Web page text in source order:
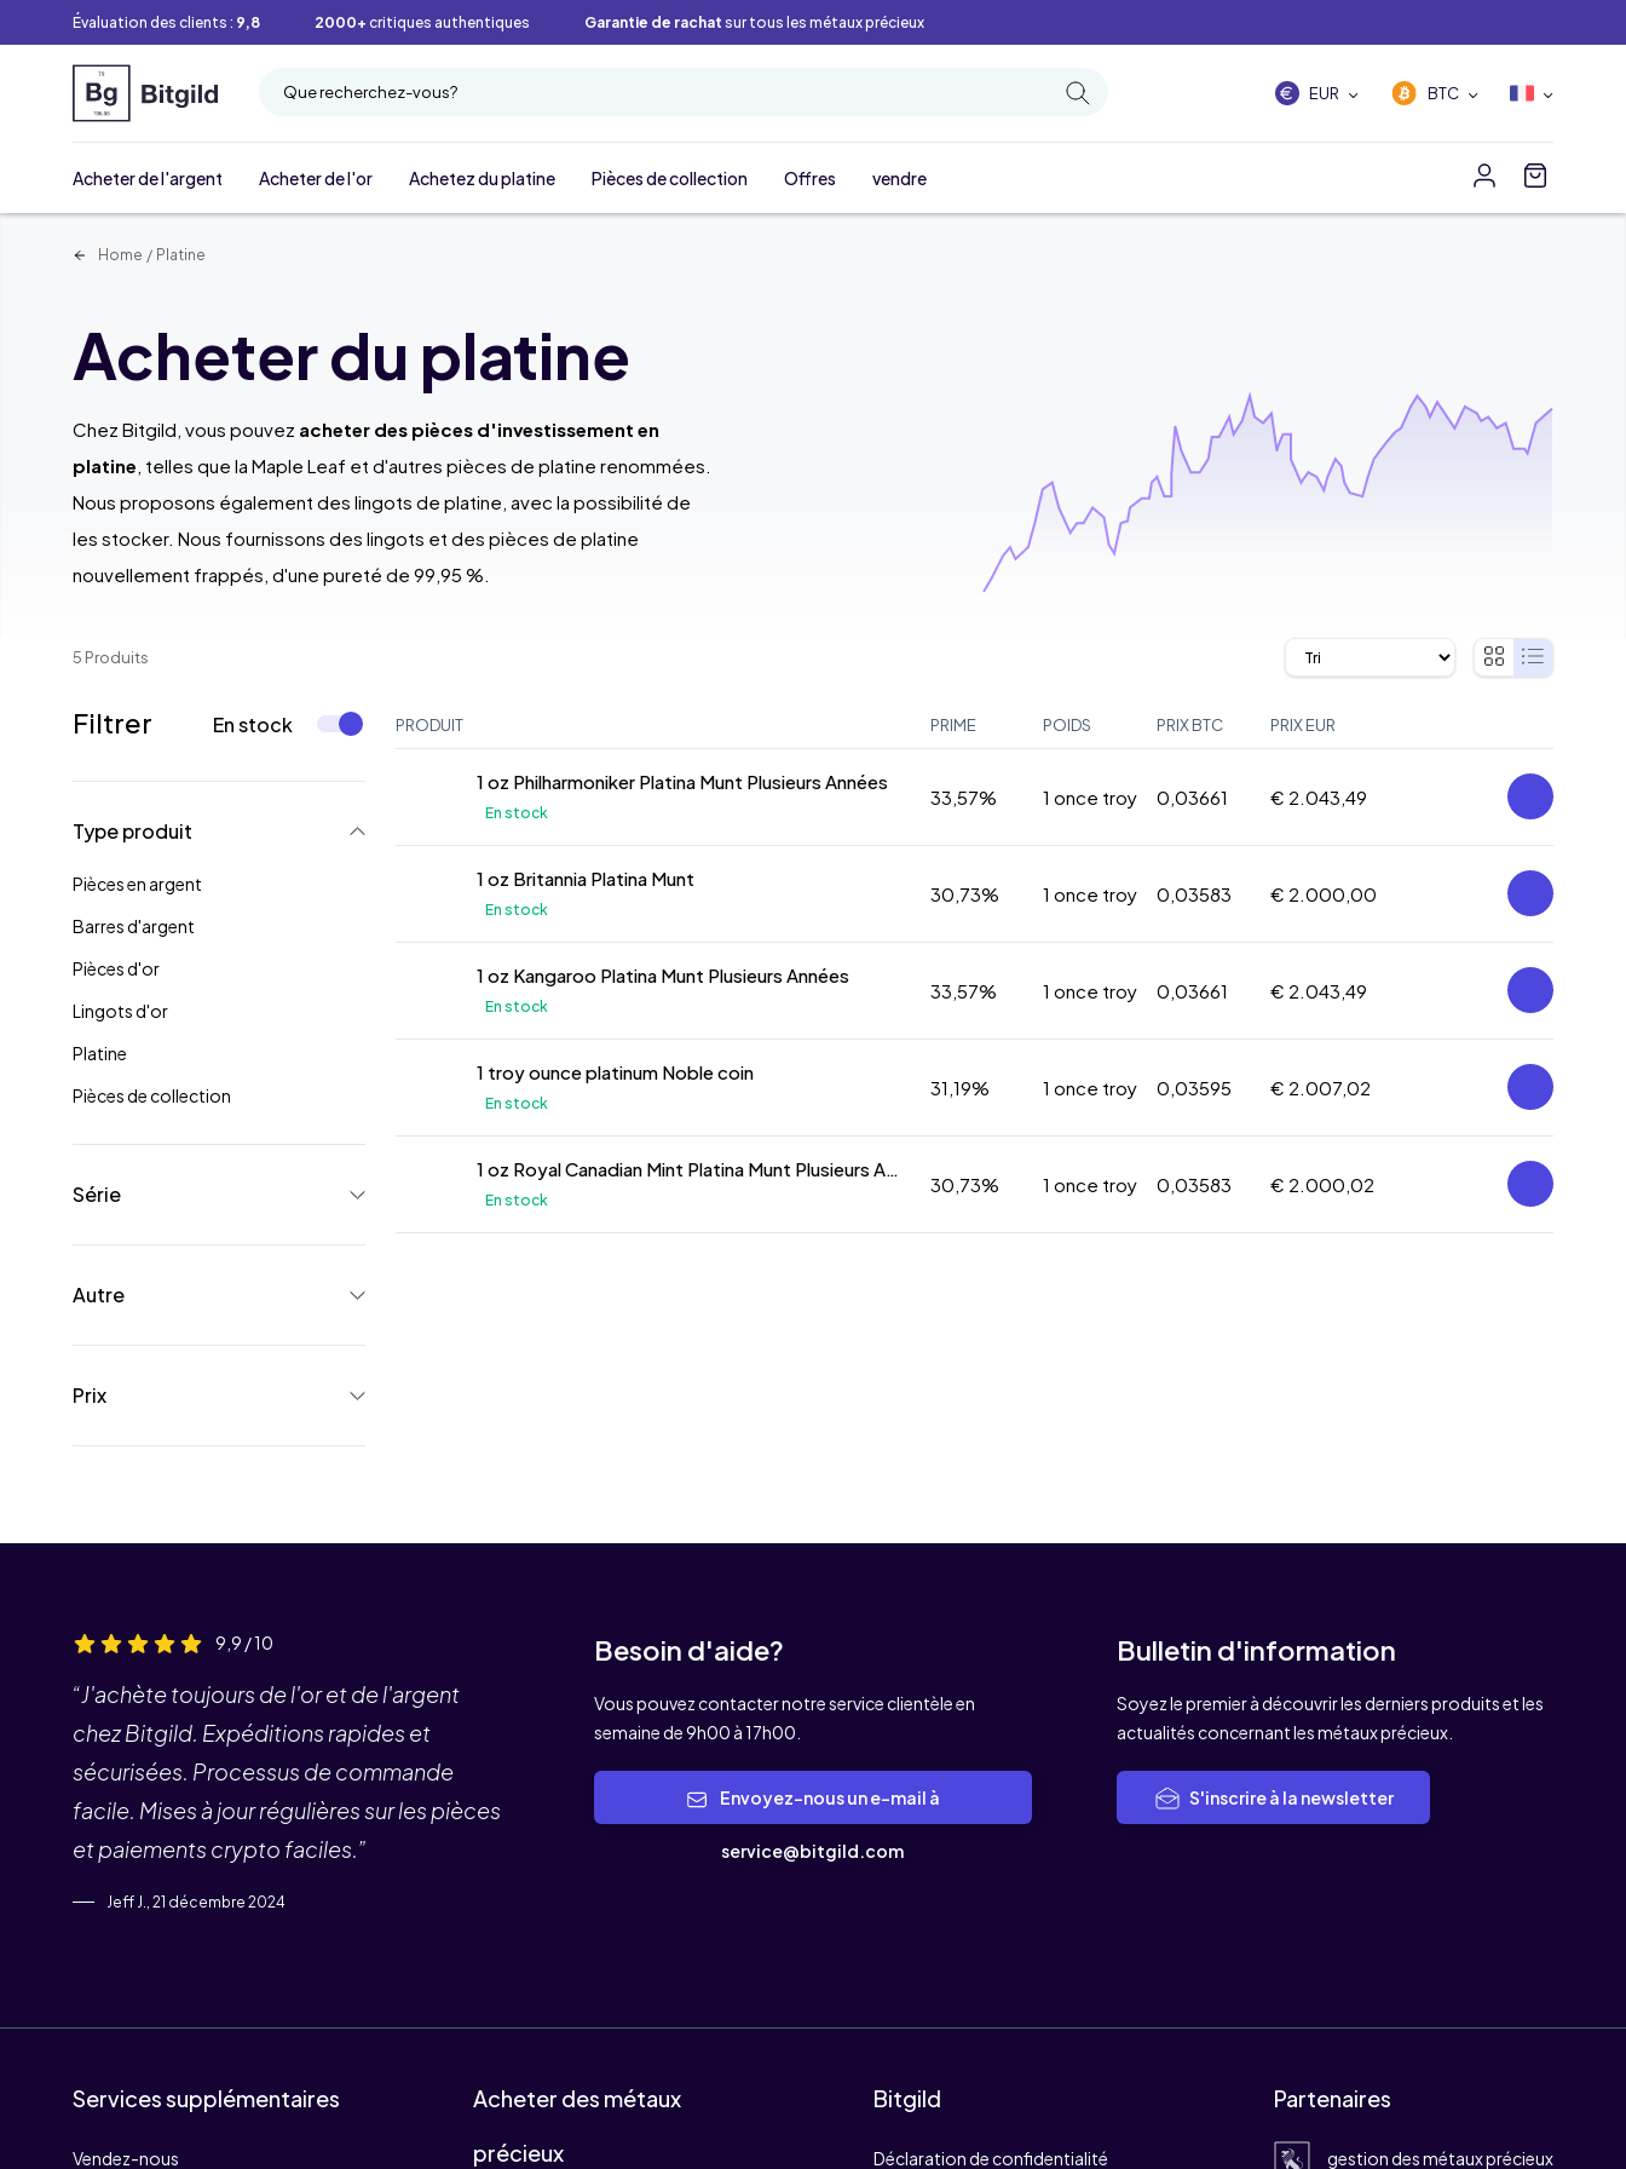
Évaluation des clients : 9,8 2000+ critiques authentiques Garantie de rachat sur tous les métaux précieux
Que recherchez-vous? EUR BTC
Acheter de l'argent Acheter de l'or Achetez du platine Pièces de collection Offres vendre
Home / Platine
Acheter du platine
Chez Bitgild, vous pouvez acheter des pièces d'investissement en
platine, telles que la Maple Leaf et d'autres pièces de platine renommées.
Nous proposons également des lingots de platine, avec la possibilité de
les stocker. Nous fournissons des lingots et des pièces de platine
nouvellement frappés, d'une pureté de 99,95 %.
5 Produits
Filtrer En stock
Type produit
Pièces en argent
Barres d'argent
Pièces d'or
Lingots d'or
Platine
Pièces de collection
Série
Autre
Prix
PRODUIT PRIME POIDS PRIX BTC PRIX EUR
1 oz Philharmoniker Platina Munt Plusieurs Années
En stock
33,57% 1 once troy 0,03661 € 2.043,49
1 oz Britannia Platina Munt
En stock
30,73% 1 once troy 0,03583 € 2.000,00
1 oz Kangaroo Platina Munt Plusieurs Années
En stock
33,57% 1 once troy 0,03661 € 2.043,49
1 troy ounce platinum Noble coin
En stock
31,19% 1 once troy 0,03595 € 2.007,02
En stock
30,73% 1 once troy 0,03583 € 2.000,02
9,9 / 10
“J'achète toujours de l'or et de l'argent
chez Bitgild. Expéditions rapides et
sécurisées. Processus de commande
facile. Mises à jour régulières sur les pièces
et paiements crypto faciles.”
Jeff J., 21 décembre 2024
Besoin d'aide?
Vous pouvez contacter notre service clientèle en
semaine de 9h00 à 17h00.
service@bitgild.com
Bulletin d'information
Soyez le premier à découvrir les derniers produits et les
actualités concernant les métaux précieux.
S'inscrire à la newsletter
Services supplémentaires
Vendez-nous
Acheter des métaux
précieux
Bitgild
Déclaration de confidentialité
Partenaires
gestion des métaux précieux